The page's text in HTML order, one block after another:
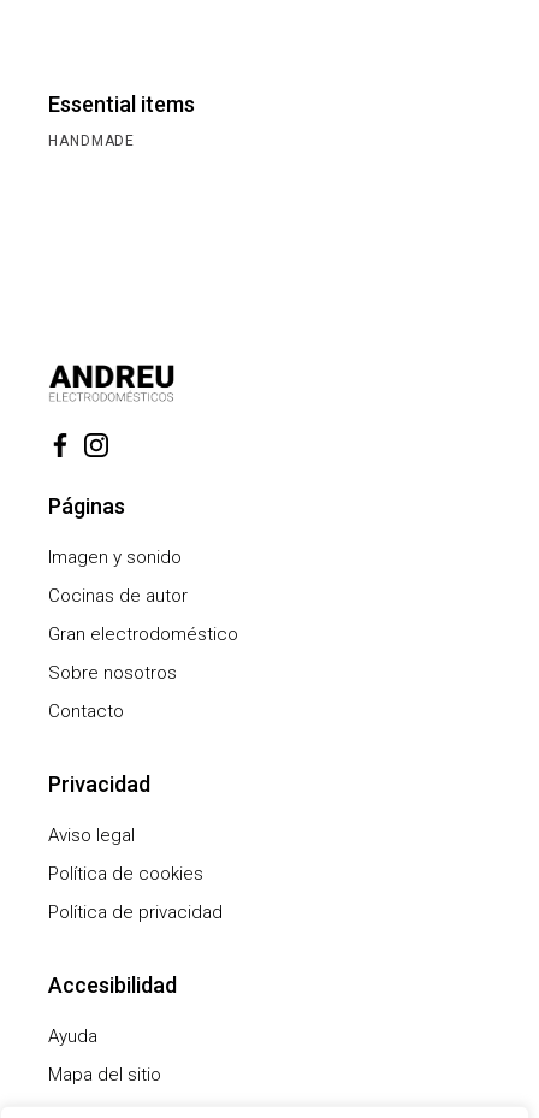
Essential items
HANDMADE
Páginas
Imagen y sonido
Cocinas de autor
Gran electrodoméstico
Sobre nosotros
Contacto
Privacidad
Aviso legal
Política de cookies
Política de privacidad
Accesibilidad
Ayuda
Mapa del sitio